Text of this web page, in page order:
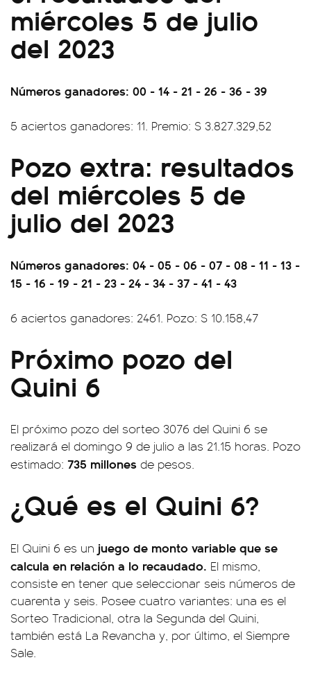
miércoles 5 de julio
del 2023
Números ganadores: 00 - 14 - 21 - 26 - 36 - 39
5 aciertos ganadores: 11. Premio: $ 3.827.329,52
Pozo extra: resultados
del miércoles 5 de
julio del 2023
Números ganadores: 04 - 05 - 06 - 07 - 08 - 11 - 13 -
15 - 16 - 19 - 21 - 23 - 24 - 34 - 37 - 41 - 43
6 aciertos ganadores: 2461. Pozo: $ 10.158,47
Próximo pozo del
Quini 6
El próximo pozo del sorteo 3076 del Quini 6 se
realizará el domingo 9 de julio a las 21.15 horas. Pozo
estimado: 735 millones de pesos.
¿Qué es el Quini 6?
El Quini 6 es un juego de monto variable que se
calcula en relación a lo recaudado. El mismo,
consiste en tener que seleccionar seis números de
cuarenta y seis. Posee cuatro variantes: una es el
Sorteo Tradicional, otra la Segunda del Quini,
también está La Revancha y, por último, el Siempre
Sale.